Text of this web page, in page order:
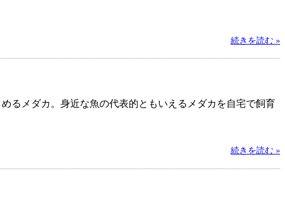
続きを読む »
るメダカ。身近な魚の代表的ともいえるメダカを自宅で飼育
続きを読む »